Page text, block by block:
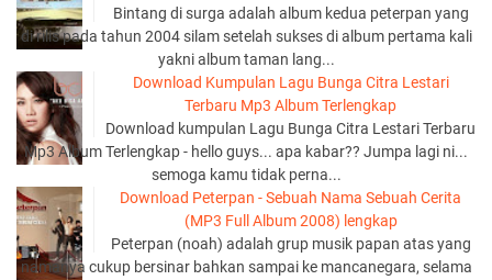
Bintang di surga adalah album kedua peterpan yang
di rilis pada tahun 2004 silam setelah sukses di album pertama kali
yakni album taman lang...
Download Kumpulan Lagu Bunga Citra Lestari
Terbaru Mp3 Album Terlengkap
Download kumpulan Lagu Bunga Citra Lestari Terbaru
Mp3 Album Terlengkap - hello guys... apa kabar?? Jumpa lagi ni...
semoga kamu tidak perna...
Download Peterpan - Sebuah Nama Sebuah Cerita
(MP3 Full Album 2008) lengkap
Peterpan (noah) adalah grup musik papan atas yang
namanya cukup bersinar bahkan sampai ke mancanegara, selama